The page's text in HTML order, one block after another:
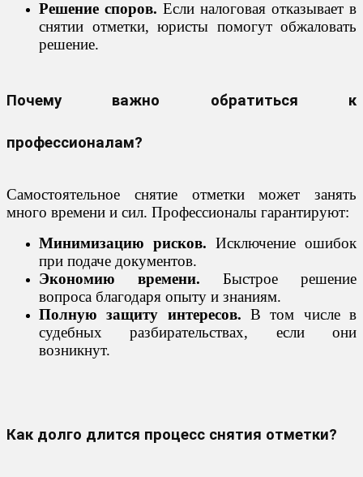
Решение споров. Если налоговая отказывает в
снятии отметки, юристы помогут обжаловать
решение.
Почему важно обратиться к
профессионалам?
Самостоятельное снятие отметки может занять
много времени и сил. Профессионалы гарантируют:
Минимизацию рисков. Исключение ошибок
при подаче документов.
Экономию времени. Быстрое решение
вопроса благодаря опыту и знаниям.
Полную защиту интересов. В том числе в
судебных разбирательствах, если они
возникнут.
Как долго длится процесс снятия отметки?